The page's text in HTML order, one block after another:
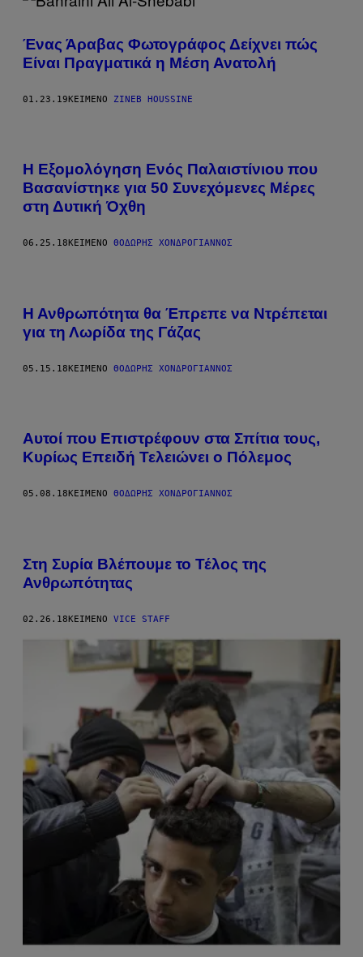
Ένας Άραβας Φωτογράφος Δείχνει πώς
Είναι Πραγματικά η Μέση Ανατολή
01.23.19ΚΕΊΜΕΝΟ ZINEB HOUSSINE
Η Εξομολόγηση Ενός Παλαιστίνιου που
Βασανίστηκε για 50 Συνεχόμενες Μέρες
στη Δυτική Όχθη
06.25.18 ΚΕΊΜΕΝΟ ΘΟΔΩΡΉΣ ΧΟΝΔΡΌΓΙΑΝΝΟΣ
Η Ανθρωπότητα θα Έπρεπε να Ντρέπεται
για τη Λωρίδα της Γάζας
05.15.18ΚΕΊΜΕΝΟ ΘΟΔΩΡΉΣ ΧΟΝΔΡΌΓΙΑΝΝΟΣ
Αυτοί που Επιστρέφουν στα Σπίτια τους,
Κυρίως Επειδή Τελειώνει ο Πόλεμος
05.08.18 ΚΕΊΜΕΝΟ ΘΟΔΩΡΉΣ ΧΟΝΔΡΌΓΙΑΝΝΟΣ
Στη Συρία Βλέπουμε το Τέλος της
Ανθρωπότητας
02.26.18ΚΕΊΜΕΝΟ VICE STAFF